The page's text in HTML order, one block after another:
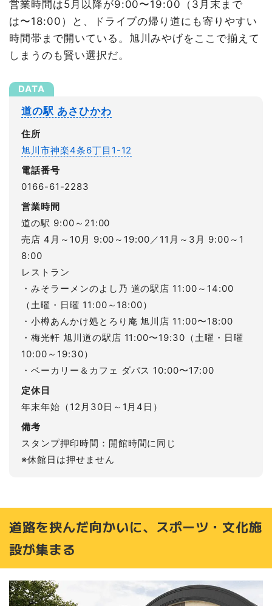
営業時間は5月以降が9:00〜19:00（3月末まで
は〜18:00）と、ドライブの帰り道にも寄りやすい
時間帯まで開いている。旭川みやげをここで揃えて
しまうのも賢い選択だ。
道の駅 あさひかわ
住所
旭川市神楽4条6丁目1-12
電話番号
0166-61-2283
営業時間
道の駅 9:00～21:00
売店 4月～10月 9:00～19:00／11月～3月 9:00～1
8:00
レストラン
・みそラーメンのよし乃 道の駅店 11:00～14:00
（土曜・日曜 11:00～18:00）
・小樽あんかけ処とろり庵 旭川店 11:00〜18:00
・梅光軒 旭川道の駅店 11:00〜19:30（土曜・日曜
10:00～19:30）
・ベーカリー＆カフェ ダパス 10:00〜17:00
定休日
年末年始（12月30日～1月4日）
備考
スタンプ押印時間：開館時間に同じ
※休館日は押せません
道路を挟んだ向かいに、スポーツ・文化施
設が集まる